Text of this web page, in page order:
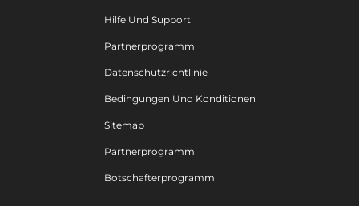
Hilfe Und Support
Partnerprogramm
Datenschutzrichtlinie
Bedingungen Und Konditionen
Sitemap
Partnerprogramm
Botschafterprogramm